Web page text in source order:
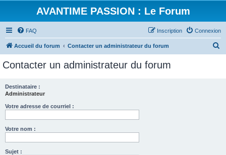
AVANTIME PASSION : Le Forum
FAQ Connexion
Inscription
Accueil du forum Contacter un administrateur du forum
Contacter un administrateur du forum
Destinataire :
Administrateur
Votre adresse de courriel :
Votre nom :
Sujet :